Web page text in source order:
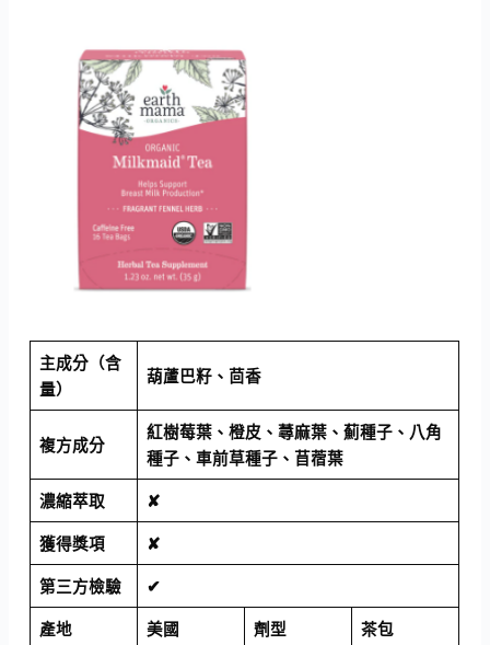
主成分（含
量）
葫蘆巴籽、茴香
複方成分
紅樹莓葉、橙皮、蕁麻葉、薊種子、八角
種子、車前草種子、苜蓿葉
濃縮萃取
✘
獲得獎項
✘
第三方檢驗
✔
產地
美國 劑型
茶包